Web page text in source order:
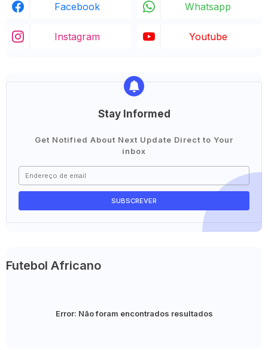
Facebook Whatsapp
Instagram Youtube
Stay Informed
Get Notified About Next Update Direct to Your
inbox
Futebol Africano
Error: Não foram encontrados resultados